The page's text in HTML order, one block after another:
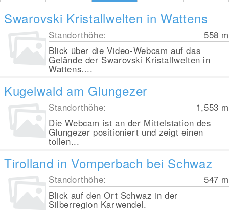
Swarovski Kristallwelten in Wattens
Standorthöhe: 558 m
Blick über die Video-Webcam auf das
Gelände der Swarovski Kristallwelten in
Wattens....
Kugelwald am Glungezer
Standorthöhe: 1,553 m
Die Webcam ist an der Mittelstation des
Glungezer positioniert und zeigt einen
tollen...
Tirolland in Vomperbach bei Schwaz
Standorthöhe: 547 m
Blick auf den Ort Schwaz in der
Silberregion Karwendel.